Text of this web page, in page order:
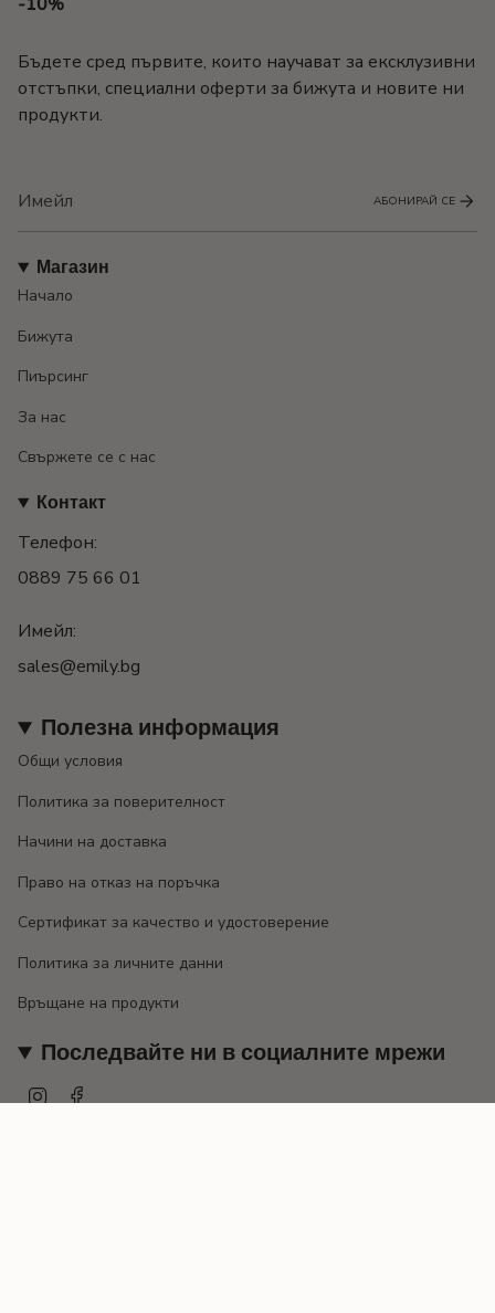
-10%
Бъдете сред първите, които научават за ексклузивни
отстъпки, специални оферти за бижута и новите ни
продукти.
АБОНИРАЙ СЕ
Магазин
Начало
Бижута
Пиърсинг
За нас
Свържете се с нас
Контакт
Телефон:
0889 75 66 01
Имейл:
sales@emily.bg
Полезна информация
Общи условия
Политика за поверителност
Начини на доставка
Право на отказ на поръчка
Сертификат за качество и удостоверение
Политика за личните данни
Връщане на продукти
Последвайте ни в социалните мрежи
Instagram